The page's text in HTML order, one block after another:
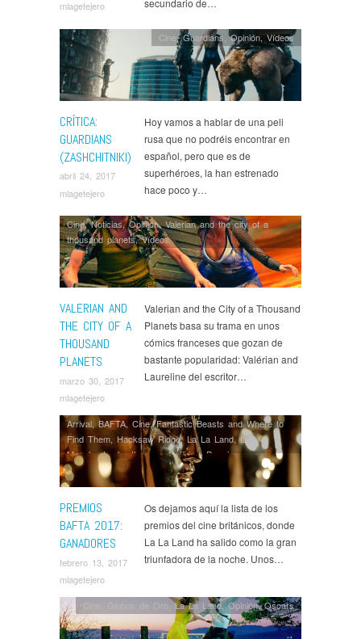
mlagetejero
CRÍTICA:
GUARDIANS
(ZASHCHITNIKI)
abril 24, 2017
mlagetejero
Cine,Guardians ,Opinión,Ví­deos
Hoy vamos a hablar de una peli
rusa que no podréis encontrar en
español, pero que es de
superhéroes, la han estrenado
hace poco y…
VALERIAN AND
THE CITY OF A
THOUSAND
PLANETS
marzo 30, 2017
mlagetejero
Cine,Noticias,Opinión,Valerian and the city of a
thousand planets,Ví­deos
Valerian and the City of a Thousand
Planets basa su trama en unos
cómics franceses que gozan de
bastante popularidad: Valérian and
Laureline del escritor…
PREMIOS
BAFTA 2017:
GANADORES
febrero 13, 2017
mlagetejero
Arrival, BAFTA, Cine,Fantastic Beasts and Where to
Find Them, Hacksaw Ridge,La La Land,Lion,
Manchester by the sea,Noticias, Premios
Os dejamos aquí la lista de los
premios del cine británicos, donde
La La Land ha salido como la gran
triunfadora de la noche. Unos…
Globos de Oro,La La Land,Opinión,Oscars